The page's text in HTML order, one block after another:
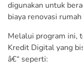
digunakan untuk
biaya renovasi
Melalui program ini,
Kredit Digital yang
â€“ seperti: